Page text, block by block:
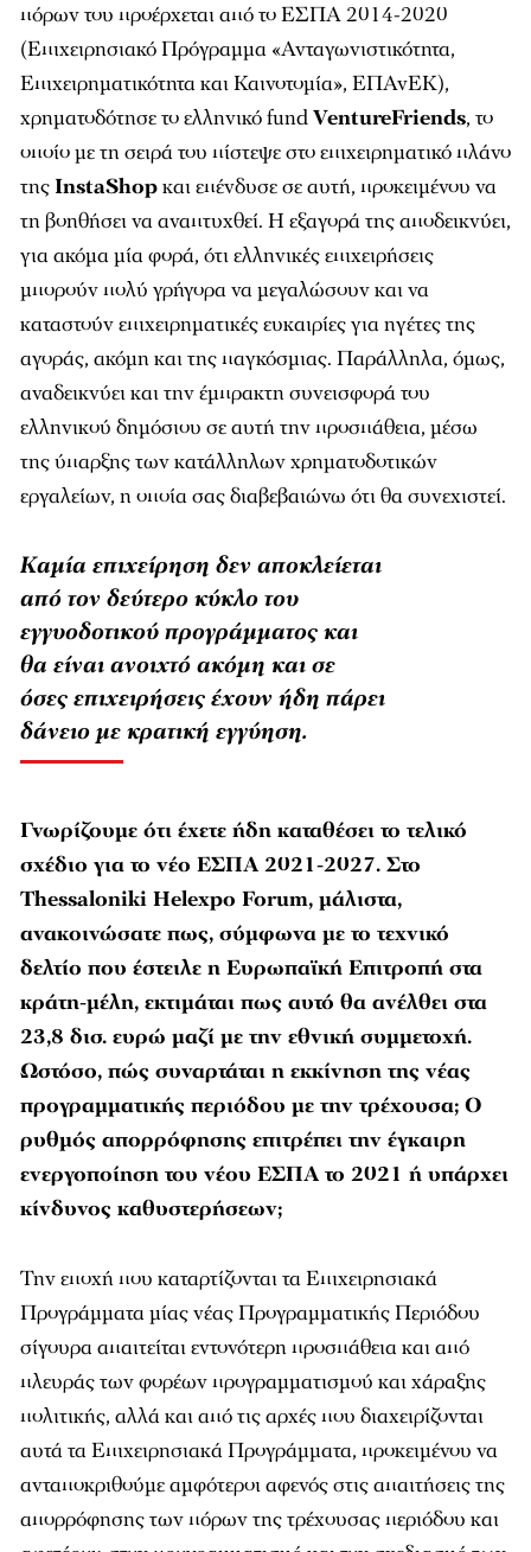
πόρων του προέρχεται από το ΕΣΠΑ 2014-2020
(Επιχειρησιακό Πρόγραμμα «Ανταγωνιστικότητα,
Επιχειρηματικότητα και Καινοτομία», ΕΠΑνΕΚ),
χρηματοδότησε το ελληνικό fundVentureFriends, το
οποίο με τη σειρά του πίστεψε στο επιχειρηματικό πλάνο
της InstaShopκαι επένδυσε σε αυτή, προκειμένου να
τη βοηθήσει να αναπτυχθεί. Η εξαγορά της αποδεικνύει,
για ακόμα μία φορά, ότι ελληνικές επιχειρήσεις
μπορούν πολύ γρήγορα να μεγαλώσουν και να
καταστούν επιχειρηματικές ευκαιρίες για ηγέτες της
αγοράς, ακόμη και της παγκόσμιας. Παράλληλα, όμως,
αναδεικνύει και την έμπρακτη συνεισφορά του
ελληνικού δημόσιου σε αυτή την προσπάθεια, μέσω
της ύπαρξης των κατάλληλων χρηματοδοτικών
εργαλείων, η οποία σας διαβεβαιώνω ότι θα συνεχιστεί.
Καμία επιχείρηση δεν αποκλείεται
από τον δεύτερο κύκλο του
εγγυοδοτικού προγράμματος και
θα είναι ανοιχτό ακόμη και σε
όσες επιχειρήσεις έχουν ήδη πάρει
δάνειο με κρατική εγγύηση.
Γνωρίζουμε ότι έχετε ήδη καταθέσει το τελικό
σχέδιο για το νέο ΕΣΠΑ 2021-2027. Στο
Thessaloniki Helexpo Forum, μάλιστα,
ανακοινώσατε πως, σύμφωνα με το τεχνικό
δελτίο που έστειλε η Ευρωπαϊκή Επιτροπή στα
κράτη-μέλη, εκτιμάται πως αυτό θα ανέλθει στα
23,8 δισ. ευρώ μαζί με την εθνική συμμετοχή.
Ωστόσο, πώς συναρτάται η εκκίνηση της νέας
προγραμματικής περιόδου με την τρέχουσα; Ο
ρυθμός απορρόφησης επιτρέπει την έγκαιρη
ενεργοποίηση του νέου ΕΣΠΑ το 2021 ή υπάρχει
κίνδυνος καθυστερήσεων;
Την εποχή που καταρτίζονται τα Επιχειρησιακά
Προγράμματα μίας νέας Προγραμματικής Περιόδου
σίγουρα απαιτείται εντονότερη προσπάθεια και από
πλευράς των φορέων προγραμματισμού και χάραξης
πολιτικής, αλλά και από τις αρχές που διαχειρίζονται
αυτά τα Επιχειρησιακά Προγράμματα, προκειμένου να
ανταποκριθούμε αμφότεροι αφενός στις απαιτήσεις της
απορρόφησης των πόρων της τρέχουσας περιόδου και